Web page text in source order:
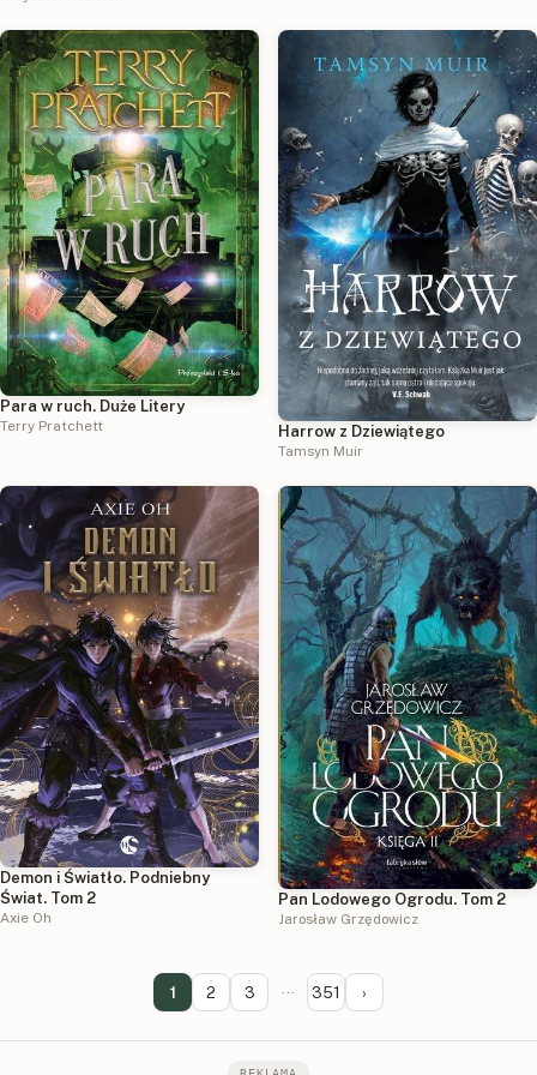
Para w ruch. Duże Litery
Terry Pratchett Harrow z Dziewiątego
Tamsyn Muir
Demon i Światło. Podniebny
Świat. Tom 2
Axie Oh
Pan Lodowego Ogrodu. Tom 2
Jarosław Grzędowicz
1 2 3 ··· 351 ›